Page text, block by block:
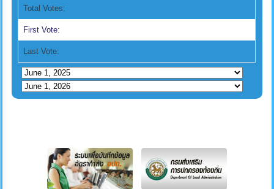
Total Votes:
First Vote:
Last Vote: